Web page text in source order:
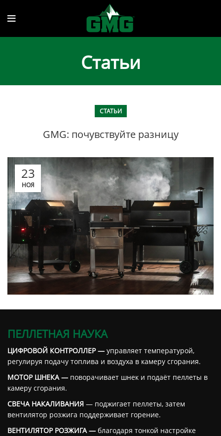
Статьи
СТАТЬИ
GMG: почувствуйте разницу
23
НОЯ
ПЕЛЛЕТНАЯ НАУКА
ЦИФРОВОЙ КОНТРОЛЛЕР — управляет температурой,
регулируя подачу топлива и воздуха в камеру сгорания.
МОТОР ШНЕКА — поворачивает шнек и подаёт пеллеты в
камеру сгорания.
СВЕЧА НАКАЛИВАНИЯ — поджигает пеллеты, затем
вентилятор розжига поддерживает горение.
ВЕНТИЛЯТОР РОЗЖИГА — благодаря тонкой настройке